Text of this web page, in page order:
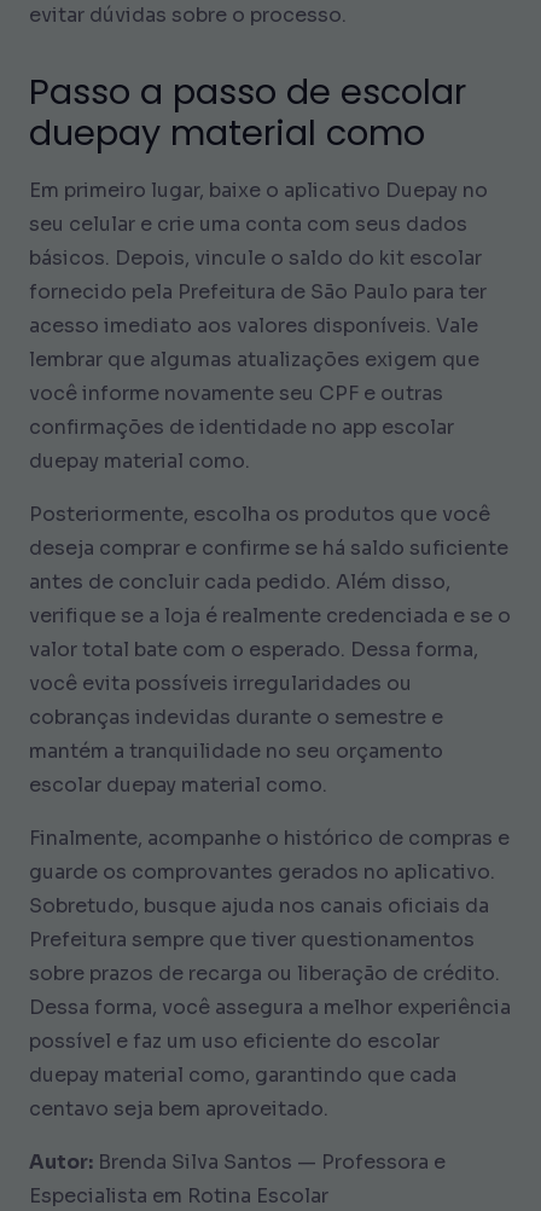
evitar dúvidas sobre o processo.
Passo a passo de escolar
duepay material como
Em primeiro lugar, baixe o aplicativo Duepay no
seu celular e crie uma conta com seus dados
básicos. Depois, vincule o saldo do kit escolar
fornecido pela Prefeitura de São Paulo para ter
acesso imediato aos valores disponíveis. Vale
lembrar que algumas atualizações exigem que
você informe novamente seu CPF e outras
confirmações de identidade no app escolar
duepay material como.
Posteriormente, escolha os produtos que você
deseja comprar e confirme se há saldo suficiente
antes de concluir cada pedido. Além disso,
verifique se a loja é realmente credenciada e se o
valor total bate com o esperado. Dessa forma,
você evita possíveis irregularidades ou
cobranças indevidas durante o semestre e
mantém a tranquilidade no seu orçamento
escolar duepay material como.
Finalmente, acompanhe o histórico de compras e
guarde os comprovantes gerados no aplicativo.
Sobretudo, busque ajuda nos canais oficiais da
Prefeitura sempre que tiver questionamentos
sobre prazos de recarga ou liberação de crédito.
Dessa forma, você assegura a melhor experiência
possível e faz um uso eficiente do escolar
duepay material como, garantindo que cada
centavo seja bem aproveitado.
Autor: Brenda Silva Santos — Professora e
Especialista em Rotina Escolar